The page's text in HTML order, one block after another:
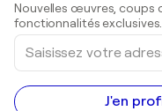
Peintures acryliques
Nouvelles œuvres, coups
fonctionnalités exclusives.
Saisissez
votre
adresse
e-
mail
J'en